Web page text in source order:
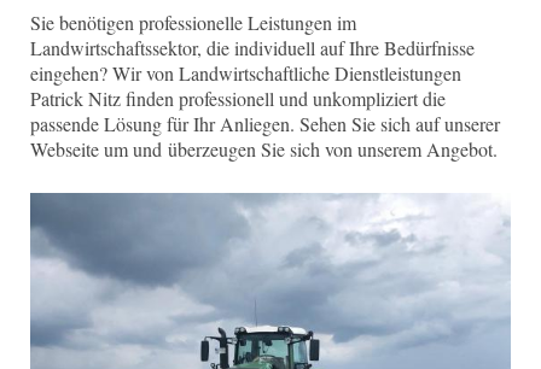
Sie benötigen professionelle Leistungen im
Landwirtschaftssektor, die individuell auf Ihre Bedürfnisse
eingehen? Wir von Landwirtschaftliche Dienstleistungen
Patrick Nitz finden professionell und unkompliziert die
passende Lösung für Ihr Anliegen. Sehen Sie sich auf unserer
Webseite um und überzeugen Sie sich von unserem Angebot.